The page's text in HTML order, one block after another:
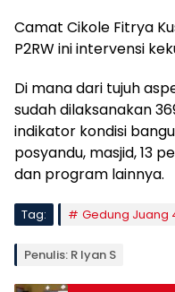
Camat Cikole Fitrya
P2RW ini intervensi
Di mana dari tujuh
sudah dilaksanakan
indikator kondisi
posyandu, masjid, 13
dan program lainnya.
Tag: Gedung Juang
Penulis: R Iyan S